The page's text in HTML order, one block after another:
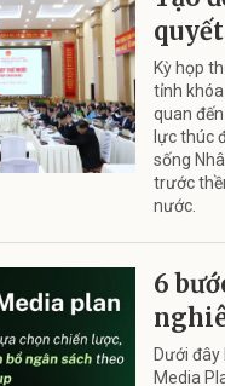
Kỳ họp
tỉnh
quan
lực thúc
sống
trước
nước.
6
Dưới đây
Media